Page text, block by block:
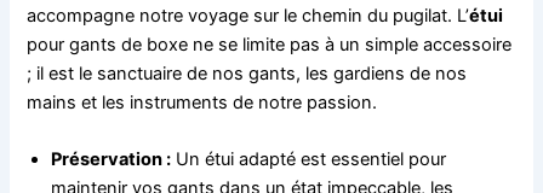
accompagne notre voyage sur le chemin du pugilat. L’étui
pour gants de boxe ne se limite pas à un simple accessoire
; il est le sanctuaire de nos gants, les gardiens de nos
mains et les instruments de notre passion.
Préservation : Un étui adapté est essentiel pour
maintenir vos gants dans un état impeccable, les